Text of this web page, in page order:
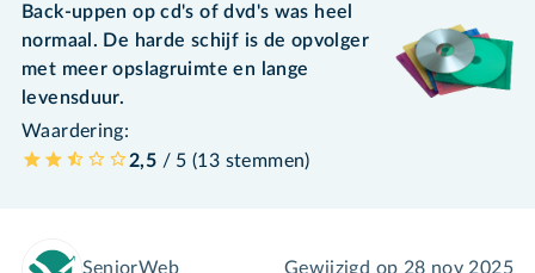
Back-uppen op cd's of dvd's was heel
normaal. De harde schijf is de opvolger
met meer opslagruimte en lange
levensduur.
Waardering:
2,5 / 5 (13 stemmen)
SeniorWeb Gewijzigd op 28 nov 2025